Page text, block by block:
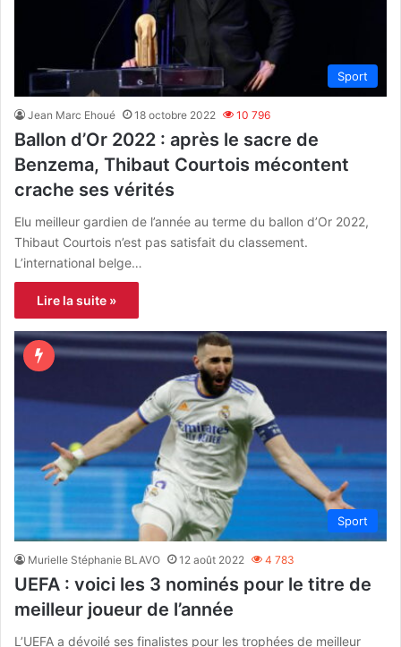
Sport
Jean Marc Ehoué 18 octobre 2022 10 796
Ballon d’Or 2022 : après le sacre de
Benzema, Thibaut Courtois mécontent
crache ses vérités
Elu meilleur gardien de l’année au terme du ballon d’Or 2022,
Thibaut Courtois n’est pas satisfait du classement.
L’international belge…
Lire la suite »
Sport
Murielle Stéphanie BLAVO 12 août 2022 4 783
UEFA : voici les 3 nominés pour le titre de
meilleur joueur de l’année
L’UEFA a dévoilé ses finalistes pour les trophées de meilleur